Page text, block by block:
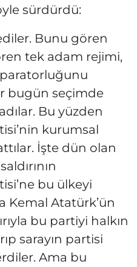
sürdürdü:
Bunu gören
tek adam rejimi,
bugün seçimde
Bu yüzden
kurumsal
İşte dün olan
bu ülkeyi
Kemal Atatürk’ün
bu partiyi halkın
sarayın partisi
Ama bu